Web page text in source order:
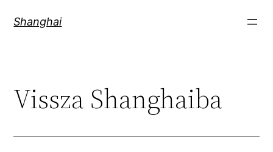
Shanghai
Vissza Shanghaiba